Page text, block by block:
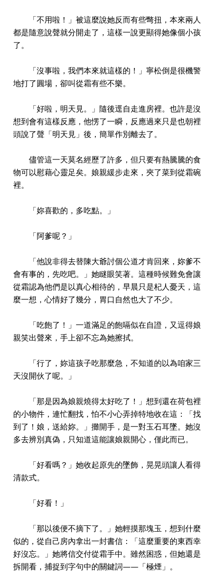
「不用啦！」被這麼說她反而有些彆扭，本來兩人
都是隨意說聲就分開走了，這樣一說更顯得她像個小孩
了。
「沒事啦，我們本來就這樣的！」寧松倒是很機警
地打了圓場，卻叫從霜有些不樂。
「好啦，明天見。」隨後逕自走進房裡。也許是沒
想到會有這樣反應，他愣了一瞬，反應過來只是也朝裡
頭說了聲「明天見」後，簡單作別離去了。
儘管這一天莫名經歷了許多，但只要有熱騰騰的食
物可以慰藉心靈足矣。娘親緩步走來，夾了菜到從霜碗
裡。
「妳喜歡的，多吃點。」
「阿爹呢？」
「他說非得去替陳大爺討個公道才肯回來，妳爹不
會有事的，先吃吧。」她瞇眼笑著。這種時候難免會讓
從霜認為他們是以真心相待的，早晨只是杞人憂天，這
麼一想，心情好了幾分，胃口自然也大了不少。
「吃飽了！」一道滿足的飽嗝似在自證，又逗得娘
親笑出聲來，手上卻不忘為她擦拭。
「行了，妳這孩子吃那麼急，不知道的以為咱家三
天沒開伙了呢。」
「那是因為娘親燒得太好吃了！」想到還在荷包裡
的小物件，連忙翻找，怕不小心弄掉特地收在這：「找
到了！娘，送給妳。」攤開手，是一對玉石耳墜。她沒
多去辨別真偽，只知道這能讓娘親開心，僅此而已。
「好看嗎？」她收起原先的墜飾，晃晃頭讓人看得
清款式。
「好看！」
「那以後便不摘下了。」她輕摸那塊玉，想到什麼
似的，從自己房內拿出一封書信：「這麼重要的東西幸
好沒忘。」她將信交付從霜手中。雖然困惑，但她還是
拆開看，捕捉到字句中的關鍵詞——「極煙」。